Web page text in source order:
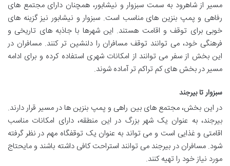
مسیر از شاهرود به سمت سبزوار و نیشابور، همچنان دارای مجتمع های
رفاهی و پمپ بنزین های مناسب است. سبزوار و نیشابور نیز گزینه های
خوبی برای توقف و اقامت هستند. این شهرها با جاذبه های تاریخی و
فرهنگی خود، می توانند توقف مسافران را دلنشین تر کنند. مسافران در
این بخش از سفر می توانند از امکانات شهری استفاده کرده و برای ادامه
مسیر در بخش های کم تراکم تر آماده شوند.
سبزوار تا بیرجند
در این بخش، مجتمع های بین راهی و پمپ بنزین ها در مسیر قرار دارند.
بیرجند، به عنوان یک شهر بزرگ در این منطقه، دارای امکانات مناسب
اقامتی و غذایی است و می تواند به عنوان یک توقفگاه مهم در نظر گرفته
شود. مسافران در بیرجند می توانند استراحت کافی داشته باشند و مایحتاج
مورد نیاز خود را تهیه کنند.